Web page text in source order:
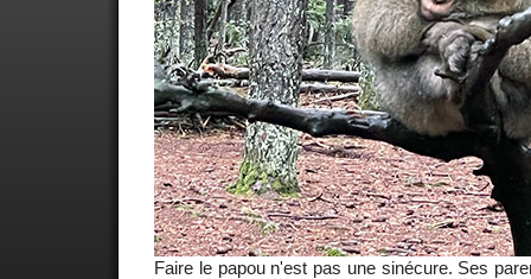
Faire le papou n'est pas une sinécure. Ses